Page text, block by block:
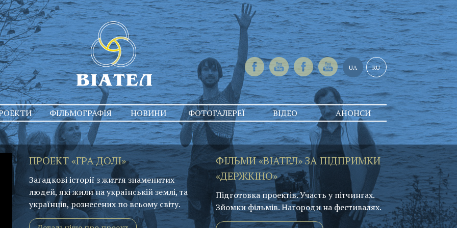
UA RU
ФІЛЬМОГРАФІЯ НОВИНИ ФОТОГАЛЕРЕЇ ВІДЕО АНОНСИ
ПРОЕКТ «ГРА ДОЛІ»
Загадкові історії з життя знаменитих
людей, які жили на українській землі, та
українців, рознесених по всьому світу.
ФІЛЬМИ «ВІАТЕЛ» ЗА ПІДПРИМКИ
«ДЕРЖКІНО»
Підготовка проектів. Участь у пітчингах.
Зйомки фільмів. Нагороди на фестивалях.